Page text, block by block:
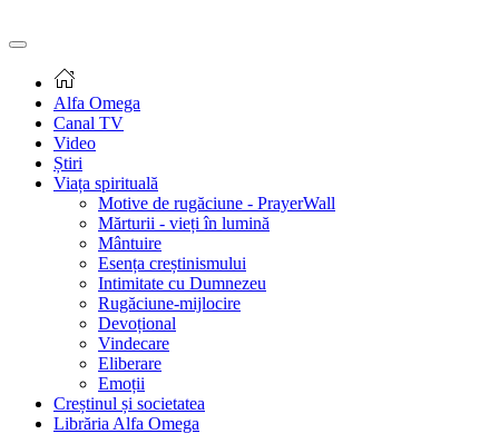
Alfa Omega
Canal TV
Video
Știri
Viața spirituală
Motive de rugăciune - PrayerWall
Mărturii - vieți în lumină
Mântuire
Esența creștinismului
Intimitate cu Dumnezeu
Rugăciune-mijlocire
Devoțional
Vindecare
Eliberare
Emoții
Creștinul și societatea
Librăria Alfa Omega